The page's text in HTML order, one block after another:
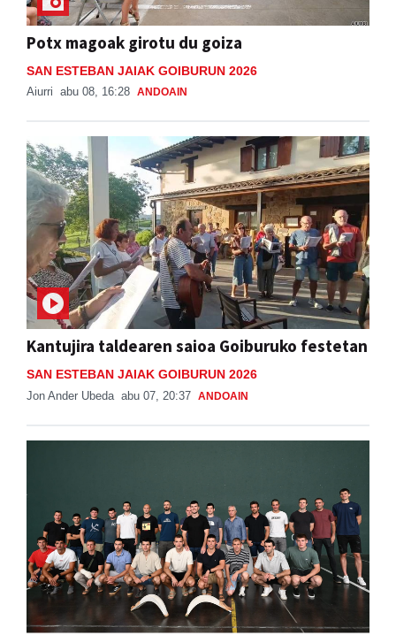
Potx magoak girotu du goiza
SAN ESTEBAN JAIAK GOIBURUN 2026
Aiurri abu 08, 16:28 ANDOAIN
Kantujira taldearen saioa Goiburuko festetan
SAN ESTEBAN JAIAK GOIBURUN 2026
Jon Ander Ubeda abu 07, 20:37 ANDOAIN